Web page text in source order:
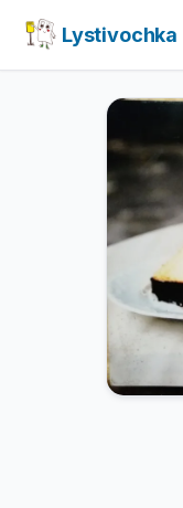
Lystivochka